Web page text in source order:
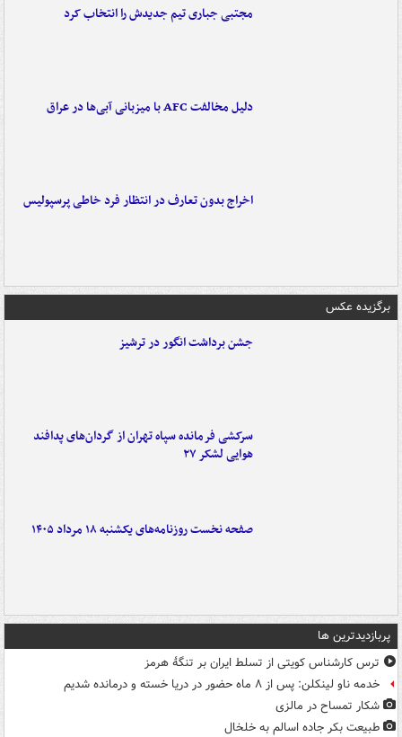
مجتبی جباری تیم جدیدش را انتخاب کرد
دلیل مخالفت AFC با میزبانی آبی‌ها در عراق
اخراج بدون تعارف در انتظار فرد خاطی پرسپولیس
برگزیده عکس
جشن برداشت انگور در ترشیز
سرکشی فرمانده سپاه تهران از گردان‌های پدافند
هوایی لشکر ۲۷
صفحه نخست روزنامه‌های یکشنبه ۱۸ مرداد ۱۴۰۵
پربازدیدترین ها
ترس کارشناس کویتی از تسلط ایران بر تنگۀ هرمز
خدمه ناو لینکلن: پس از ۸ ماه حضور در دریا خسته و درمانده‌ شدیم
شکار تمساح در مالزی
طبیعت بکر جاده اسالم به خلخال